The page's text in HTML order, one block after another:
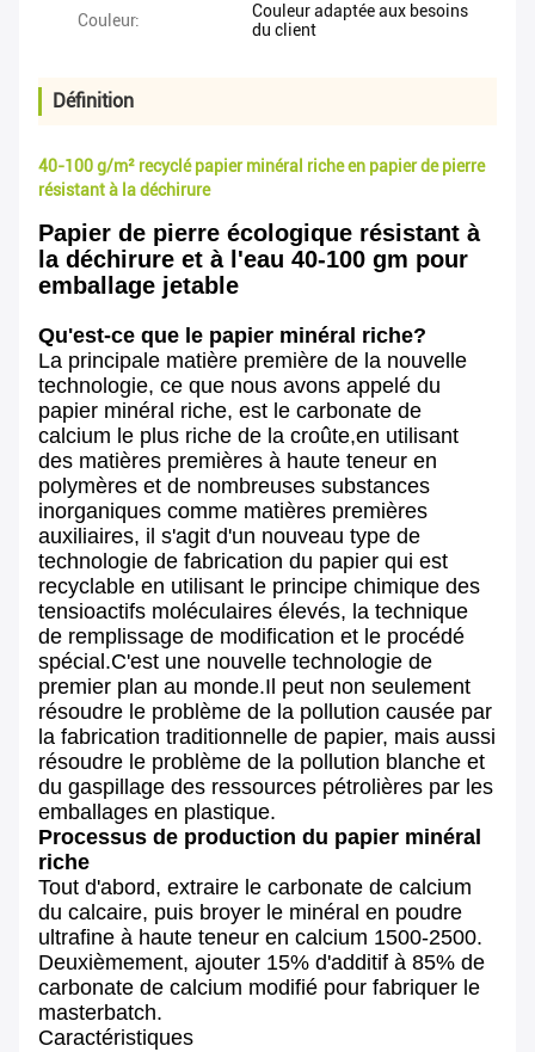
Couleur:
Couleur adaptée aux besoins
du client
Définition
40-100 g/m² recyclé papier minéral riche en papier de pierre
résistant à la déchirure
Papier de pierre écologique résistant à
la déchirure et à l'eau 40-100 gm pour
emballage jetable
Qu'est-ce que le papier minéral riche?
La principale matière première de la nouvelle
technologie, ce que nous avons appelé du
papier minéral riche, est le carbonate de
calcium le plus riche de la croûte,en utilisant
des matières premières à haute teneur en
polymères et de nombreuses substances
inorganiques comme matières premières
auxiliaires, il s'agit d'un nouveau type de
technologie de fabrication du papier qui est
recyclable en utilisant le principe chimique des
tensioactifs moléculaires élevés, la technique
de remplissage de modification et le procédé
spécial.C'est une nouvelle technologie de
premier plan au monde.Il peut non seulement
résoudre le problème de la pollution causée par
la fabrication traditionnelle de papier, mais aussi
résoudre le problème de la pollution blanche et
du gaspillage des ressources pétrolières par les
emballages en plastique.
Processus de production du papier minéral
riche
Tout d'abord, extraire le carbonate de calcium
du calcaire, puis broyer le minéral en poudre
ultrafine à haute teneur en calcium 1500-2500.
Deuxièmement, ajouter 15% d'additif à 85% de
carbonate de calcium modifié pour fabriquer le
masterbatch.
Caractéristiques